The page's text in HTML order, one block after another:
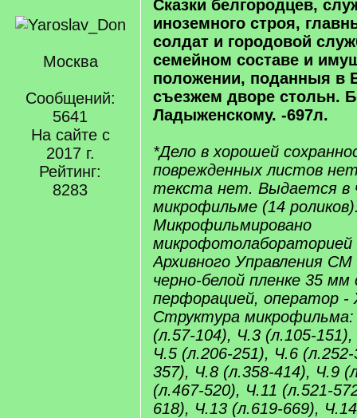
Москва
Сообщений:
5641
На сайте с
2017 г.
Рейтинг:
8283
Сказки белгородцев,
иноземного строя,
солдат и городовой
семейном составе и
положении, поданныя в
съезжем дворе стольн.
Ладыженскому. -697л.
*Дело в хорошей
поврежденных листов
текста нет. Выдается в
микрофильме (14
Микрофильмировано
микрофотолабораторией
Архивного Управления
черно-белой пленке 35 мм
перфорацией, оператор -
Структура
(л.57-104), Ч.3 (л.105-
Ч.5 (л.206-251), Ч.6
357), Ч.8 (л.358-414), Ч.9
(л.467-520), Ч.11 (л.521-
618), Ч.13 (л.619-669),